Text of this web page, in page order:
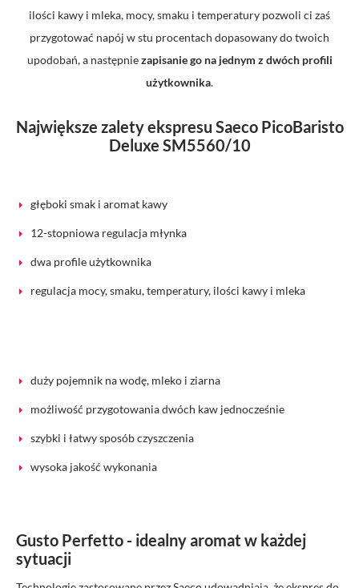
ilości kawy i mleka, mocy, smaku i temperatury pozwoli ci zaś
przygotować napój w stu procentach dopasowany do twoich
upodobań, a następniezapisanie go na jednym z dwóch profili
użytkownika.
Największe zalety ekspresu Saeco PicoBaristo
Deluxe SM5560/10
głęboki smak i aromat kawy
12-stopniowa regulacja młynka
dwa profile użytkownika
regulacja mocy, smaku, temperatury, ilości kawy i mleka
duży pojemnik na wodę, mleko i ziarna
możliwość przygotowania dwóch kaw jednocześnie
szybki i łatwy sposób czyszczenia
wysoka jakość wykonania
Gusto Perfetto - idealny aromat w każdej
sytuacji